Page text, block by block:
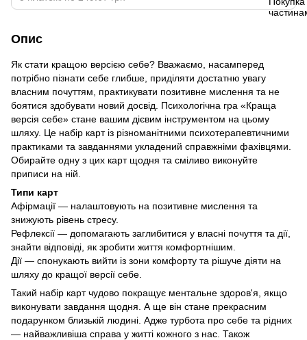
Опис
Як стати кращою версією себе? Вважаємо, насамперед
потрібно пізнати себе глибше, приділяти достатню увагу
власним почуттям, практикувати позитивне мислення та не
боятися здобувати новий досвід. Психологічна гра «Краща
версія себе» стане вашим дієвим інструментом на цьому
шляху. Це набір карт із різноманітними психотерапевтичними
практиками та завданнями укладений справжніми фахівцями.
Обирайте одну з цих карт щодня та сміливо виконуйте
приписи на ній.
Типи карт
Афірмації — налаштовують на позитивне мислення та
знижують рівень стресу.
Рефлексії — допомагають заглибитися у власні почуття та дії,
знайти відповіді, як зробити життя комфортнішим.
Дії — спонукають вийти із зони комфорту та рішуче діяти на
шляху до кращої версії себе.
Такий набір карт чудово покращує ментальне здоров'я, якщо
виконувати завдання щодня. А ще він стане прекрасним
подарунком близькій людині. Адже турбота про себе та рідних
— найважливіша справа у житті кожного з нас. Також